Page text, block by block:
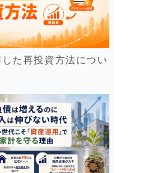
た再投資方法につい